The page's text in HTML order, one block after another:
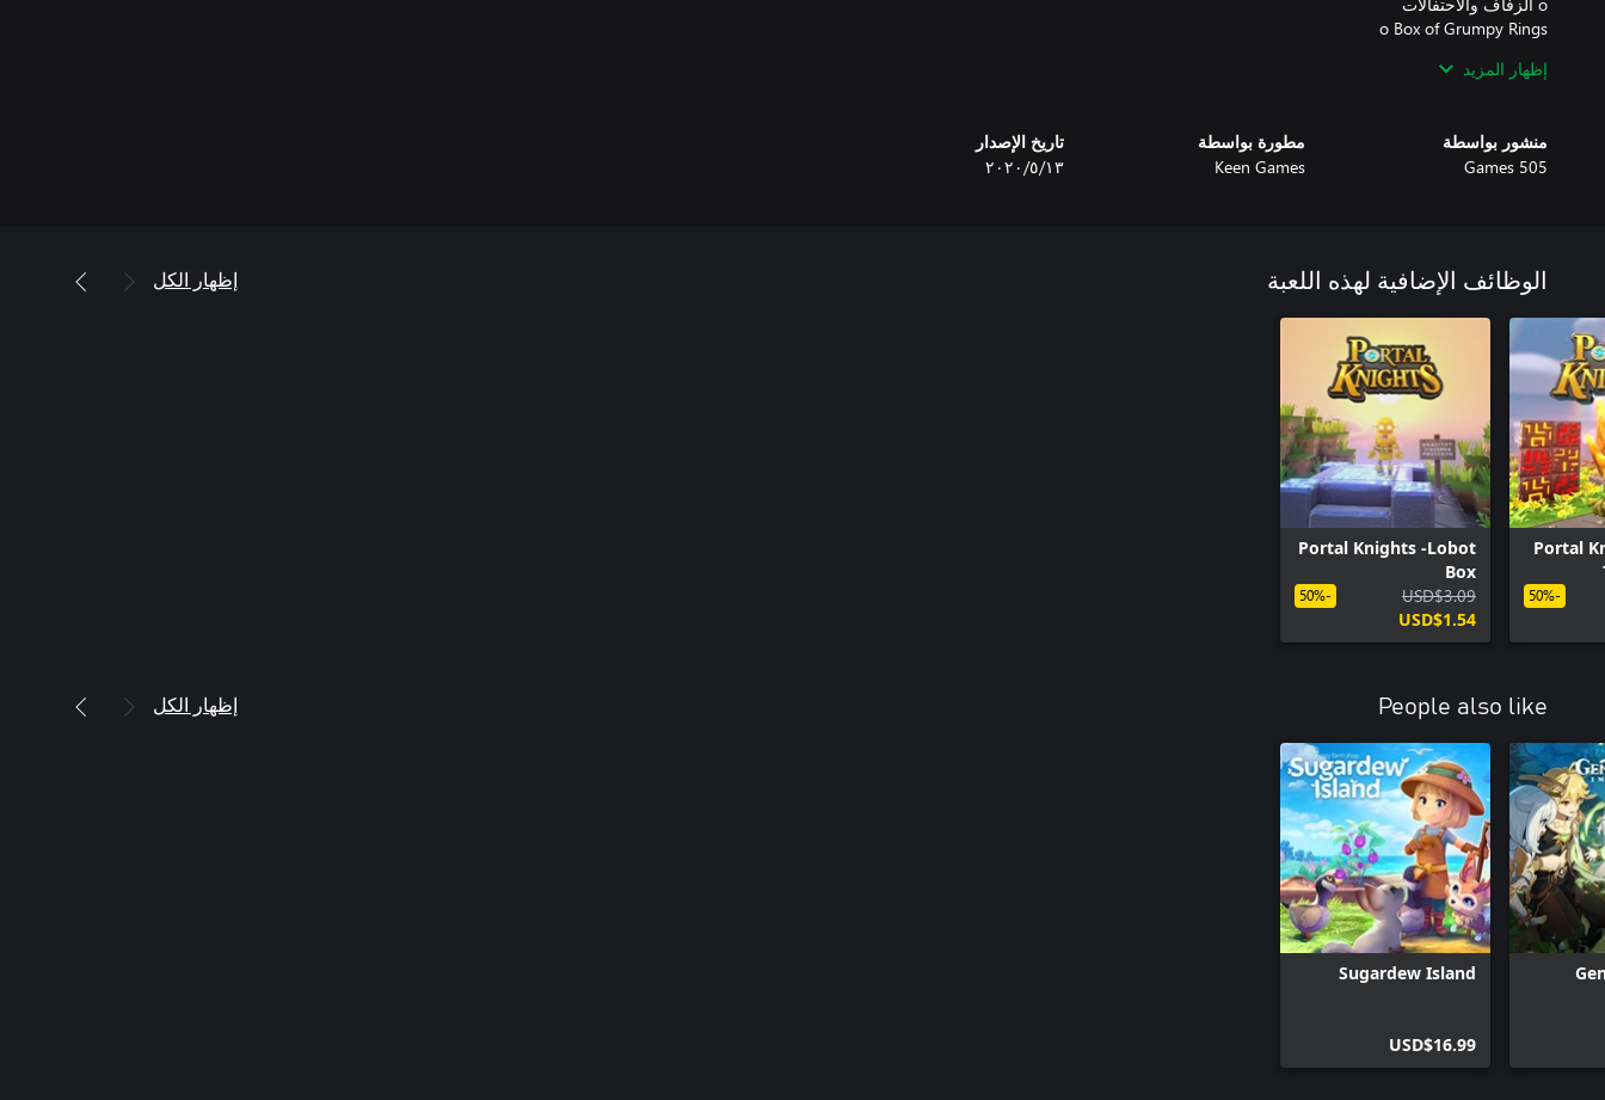
o Lobot Box
إظهار المزيد
منشور بواسطة
505 Games
مطورة بواسطة
Keen Games
تاريخ الإصدار
١٣‏/٥‏/٢٠٢٠
الوظائف الإضافية لهذه اللعبة إظهار الكل
Portal
-50%
Portal Knights -Lobot
Box
USD$3.09
USD$1.54
-50%
People also like إظهار الكل
Sugardew Island
USD$16.99